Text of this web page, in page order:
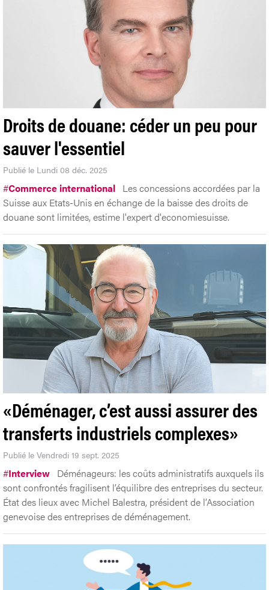
Droits de douane: céder un peu pour
sauver l'essentiel
Publié le Lundi 08 déc. 2025
#Commerce international Les concessions accordées par la
Suisse aux Etats-Unis en échange de la baisse des droits de
douane sont limitées, estime l'expert d'economiesuisse.
«Déménager, c’est aussi assurer des
transferts industriels complexes»
Publié le Vendredi 19 sept. 2025
#Interview Déménageurs: les coûts administratifs auxquels ils
sont confrontés fragilisent l’équilibre des entreprises du secteur.
État des lieux avec Michel Balestra, président de l’Association
genevoise des entreprises de déménagement.